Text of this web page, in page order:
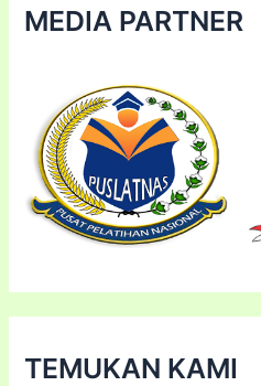
MEDIA PARTNER
TEMUKAN KAMI